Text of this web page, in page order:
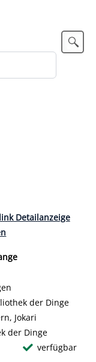
der Sie
Detailanzeige
der Dinge
Jokari
der Dinge
verfügbar